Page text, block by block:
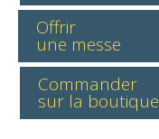
Offrir
une messe
Commander
sur la boutique